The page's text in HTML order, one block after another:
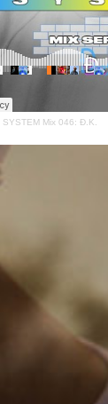
SYSTEM Mix 046: Đ.K.